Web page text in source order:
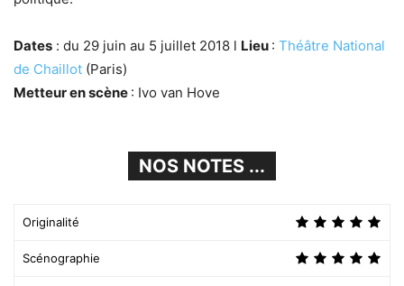
Dates : du 29 juin au 5 juillet 2018 l Lieu : Théâtre National
de Chaillot (Paris)
Metteur en scène : Ivo van Hove
NOS NOTES ...
Originalité
Scénographie